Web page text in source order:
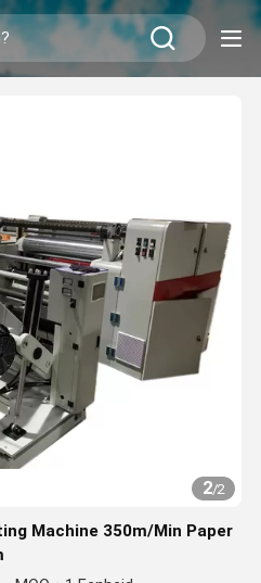
2/2
Machine 350m/Min Paper